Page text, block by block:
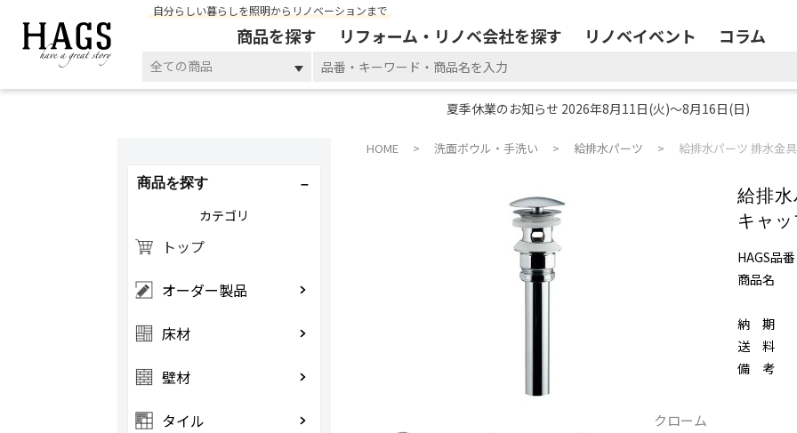
自分らしい暮らしを照明からリノベーションまで
商品を探す リフォーム・リノベ会社を探す リノベイベント コラム
全ての商品
夏季休業のお知らせ 2026年8月11日(火)～8月16日(日)
HOME 洗面ボウル・手洗い 給排水パーツ 給排水パーツ 排水金
クローム
給排
キャ
HAGS品番
商品名
納 期
送 料
備 考
商品を探す
カテゴリ
トップ
オーダー製品
床材
壁材
タイル